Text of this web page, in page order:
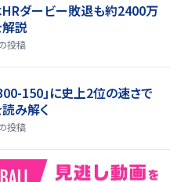
HRダービー敗退も約2400万
説
投稿
150」に史上2位の速さで
み解く
投稿